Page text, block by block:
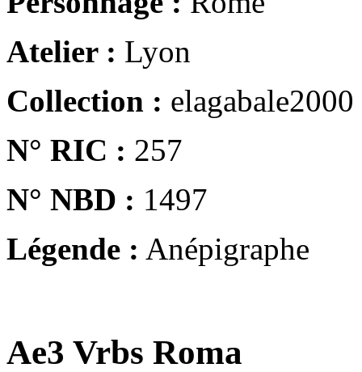
Atelier : Lyon
Collection : elagabale2000
N° RIC : 257
N° NBD : 1497
Légende : Anépigraphe
Ae3 Vrbs Roma